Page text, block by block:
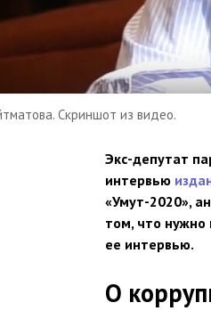
Скриншот из видео.
Экс-депутат
интервью
«Умут-2020»,
том, что нужно
ее интервью.
О